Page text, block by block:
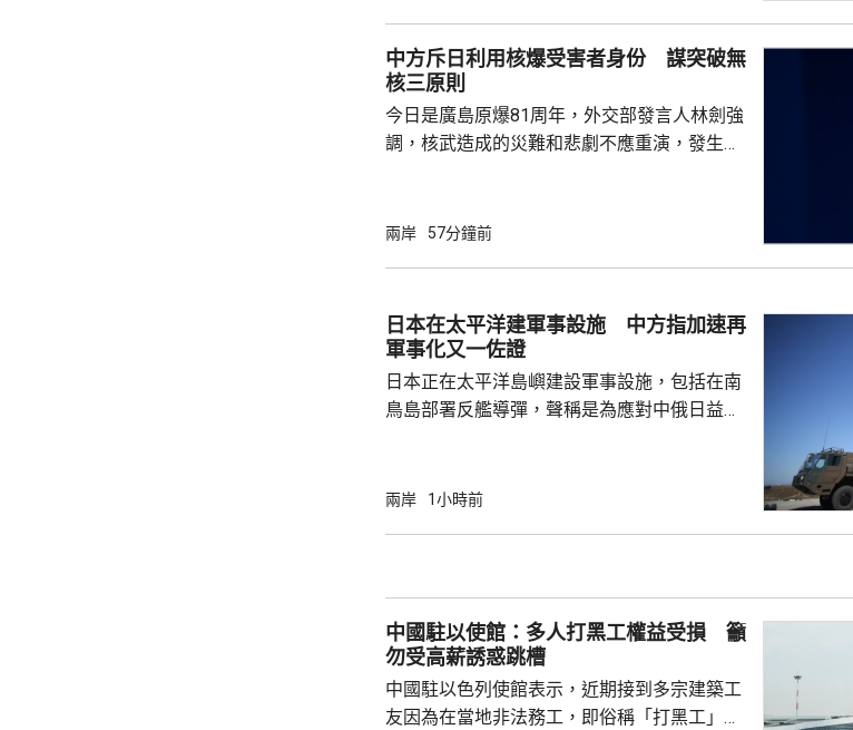
中方斥日利用核爆受害者身份 謀突破無
核三原則
今日是廣島原爆81周年，外交部發言人林劍強
調，核武造成的災難和悲劇不應重演，發生核
右翼勢力長期篡改歷史事實，政治利用「核爆
脫侵略罪責，執政當局近來更企圖整軍擴武，
尋求美國強化對日本的核保護、圖謀突破「無
核三原則」，首相官邸高官甚至叫囂謀...
兩岸 57分鐘前
日本在太平洋建軍事設施 中方指加速再
軍事化又一佐證
日本正在太平洋島嶼建設軍事設施，包括在南
鳥島部署反艦導彈，聲稱是為應對中俄日益頻
日方停止造謠抹黑，切實反躬自省，認真汲取
日不僅拒絕反省歷史，還故技重施，不斷炮製
周邊國家威脅等虛假敘事，掩蓋持續強軍擴...
兩岸 1小時前
中國駐以使館：多人打黑工權益受損 籲
勿受高薪誘惑跳槽
中國駐以色列使館表示，近期接到多宗建築工
友因為在當地非法務工，即俗稱「打黑工」，